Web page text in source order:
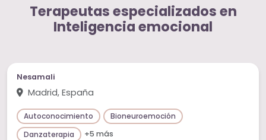
Terapeutas especializados en
Inteligencia emocional
Nesamali
Madrid, España
Autoconocimiento
Bioneuroemoción
Danzaterapia
+5 más